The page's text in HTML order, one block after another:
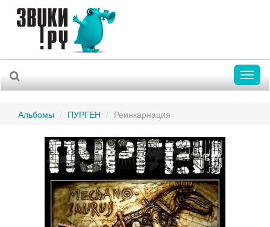
Альбомы ПУРГЕН Реинкарнация